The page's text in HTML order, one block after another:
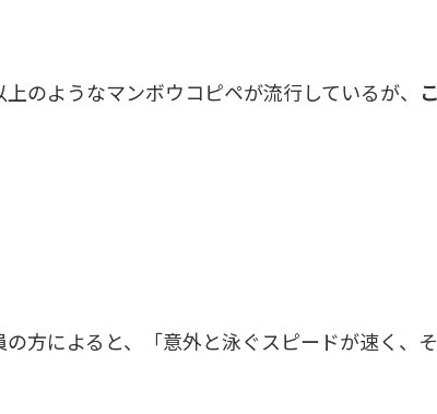
のようなマンボウコピペが流行しているが、
方によると、「意外と泳ぐスピードが速く、